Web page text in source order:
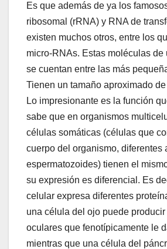
Es que además de ya los
ribosomal (rRNA) y RNA de
existen muchos otros, entre los
micro-RNAs. Estas moléculas de
se cuentan entre las más
Tienen un tamaño aproximado
Lo impresionante es la función
sabe que en organismos
células somáticas (células que
cuerpo del organismo, diferentes
espermatozoides) tienen el
su expresión es diferencial. Es
celular expresa diferentes
una célula del ojo puede
oculares que fenotípicamente le
mientras que una célula del